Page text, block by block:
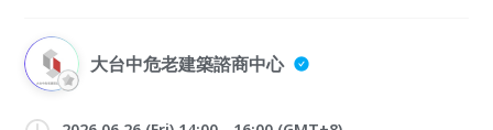
大台中危老建築諮商中心